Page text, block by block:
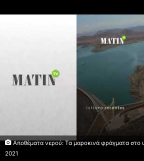
Αποθέματα νερού: Τα μαροκινά φράγματα στο
2021